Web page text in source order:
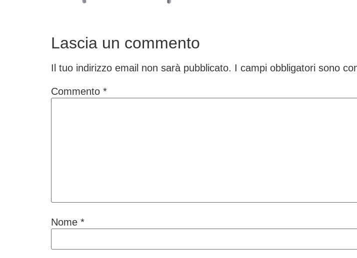
Lascia un commento
Il tuo indirizzo email non sarà pubblicato. I campi obbligatori sono
Commento *
Nome *